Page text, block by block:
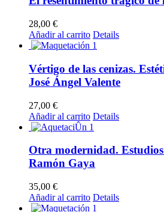
28,00 €
Añadir al carrito Details
Vértigo de las cenizas.
José Ángel Valente
27,00 €
Añadir al carrito Details
Otra modernidad.
Ramón Gaya
35,00 €
Añadir al carrito Details